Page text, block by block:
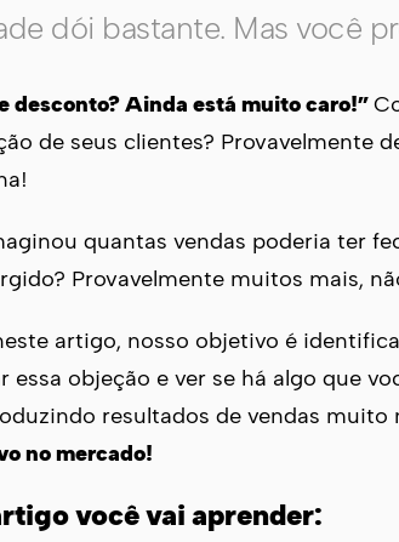
dói bastante. Mas você
desconto? Ainda está muito caro!”
de seus clientes? Provavelmente
quantas vendas poderia ter
Provavelmente muitos mais,
artigo, nosso objetivo é
essa objeção e ver se há algo que
resultados de vendas muito
no mercado!
você vai aprender: